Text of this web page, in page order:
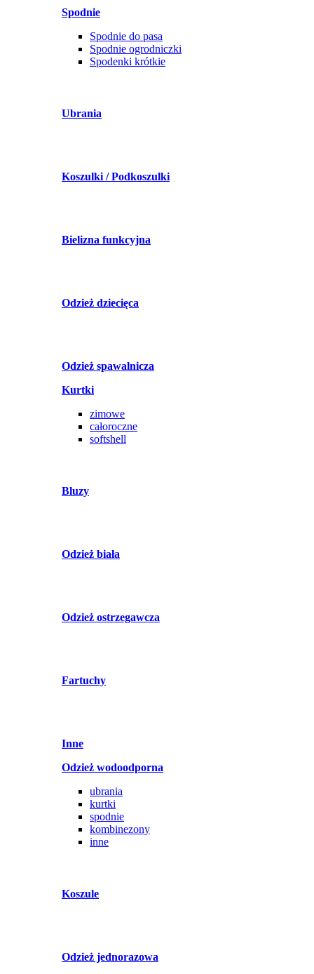
Spodnie
Spodnie do pasa
Spodnie ogrodniczki
Spodenki krótkie
Ubrania
Koszulki / Podkoszulki
Bielizna funkcyjna
Odzież dziecięca
Odzież spawalnicza
Kurtki
zimowe
całoroczne
softshell
Bluzy
Odzież biała
Odzież ostrzegawcza
Fartuchy
Inne
Odzież wodoodporna
ubrania
kurtki
spodnie
kombinezony
inne
Koszule
Odzież jednorazowa